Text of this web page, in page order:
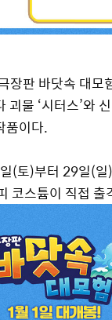
장판 바닷속 대모
괴물 ‘시터스’와
품이다.
(토)부터 29일(일
코스튬이 직접